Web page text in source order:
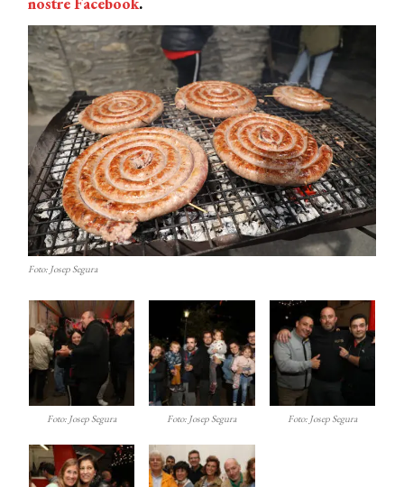
Foto: Josep Segura
Foto: Josep Segura Foto: Josep Segura Foto: Josep Segura